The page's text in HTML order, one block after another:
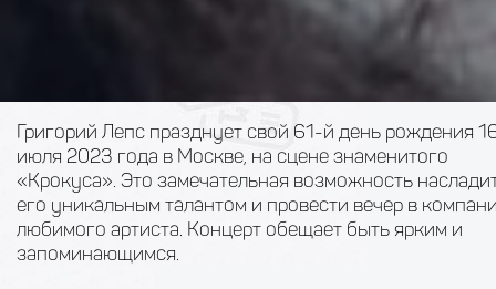
Григорий Лепс празднует свой 61-й день рождения
июля 2023 года в Москве, на сцене знаменитого
«Крокуса». Это замечательная возможность
его уникальным талантом и провести вечер в
любимого артиста. Концерт обещает быть ярким и
запоминающимся.